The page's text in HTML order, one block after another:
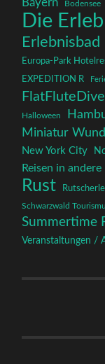
Bayern Bodensee
Die
Erlebnisbad
Europa-Park
EXPEDITION R
Halloween
Miniatur
New York City
Reisen in andere
Rust
Schwarzwald
Summertime
Veranstaltungen /